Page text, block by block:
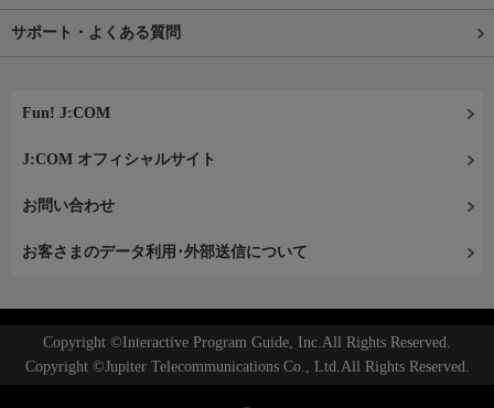
サポート・よくある質問
Fun! J:COM
J:COM オフィシャルサイト
お問い合わせ
お客さまのデータ利用･外部送信について
Copyright ©Interactive Program Guide, Inc.All Rights Reserved.
Copyright ©Jupiter Telecommunications Co., Ltd.All Rights Reserved.